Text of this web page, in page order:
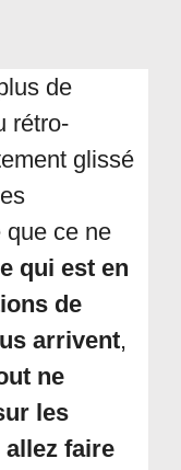
de
rétro-
glissé
que ce ne
qui est en
de
arrivent,
ne
les
faire